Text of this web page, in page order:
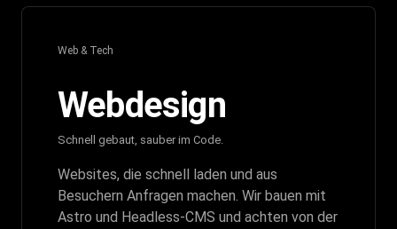
Web & Tech
Webdesign
Schnell gebaut, sauber im Code.
Websites, die schnell laden und aus
Besuchern Anfragen machen. Wir bauen mit
Astro und Headless-CMS und achten von der